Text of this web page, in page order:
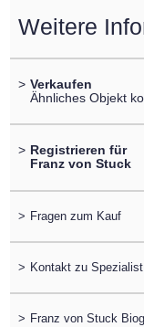
Weitere
> Verkaufen
Ähnliches Objekt
> Registrieren für
Franz von Stuck
> Fragen zum Kauf
> Kontakt zu Spezialist
> Franz von Stuck